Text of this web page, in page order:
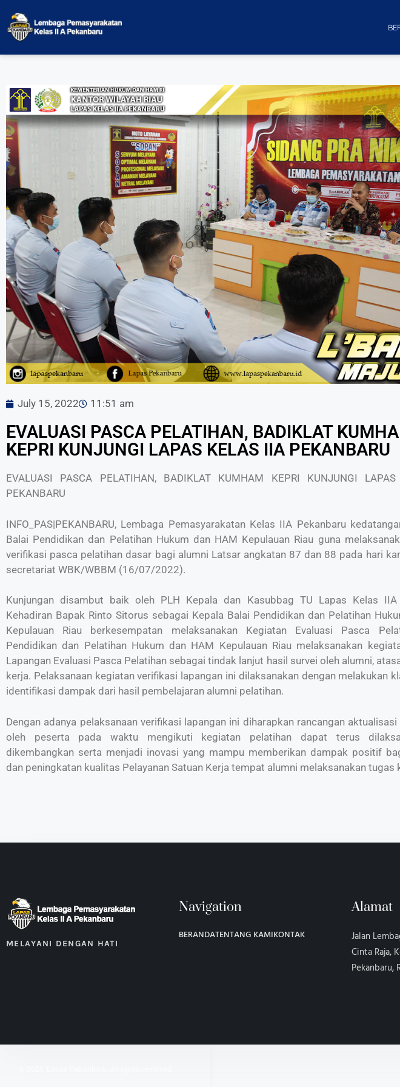
July 15, 2022 11:51 am
EVALUASI PASCA PELATIHAN, BADIKLAT
KEPRI KUNJUNGI LAPAS KELAS IIA PEKANBARU
EVALUASI PASCA PELATIHAN, BADIKLAT KUMHAM KEPRI KUNJUNGI
PEKANBARU
INFO_PAS|PEKANBARU, Lembaga Pemasyarakatan Kelas IIA Pekanbaru
Balai Pendidikan dan Pelatihan Hukum dan HAM Kepulauan Riau guna
verifikasi pasca pelatihan dasar bagi alumni Latsar angkatan 87 dan 88 pada hari
secretariat WBK/WBBM (16/07/2022).
Kunjungan disambut baik oleh PLH Kepala dan Kasubbag TU Lapas Kelas IIA
Kehadiran Bapak Rinto Sitorus sebagai Kepala Balai Pendidikan dan Pelatihan
Kepulauan Riau berkesempatan melaksanakan Kegiatan Evaluasi Pasca
Pendidikan dan Pelatihan Hukum dan HAM Kepulauan Riau melaksanakan
Lapangan Evaluasi Pasca Pelatihan sebagai tindak lanjut hasil survei oleh alumni,
kerja. Pelaksanaan kegiatan verifikasi lapangan ini dilaksanakan dengan melakukan
identifikasi dampak dari hasil pembelajaran alumni pelatihan.
Dengan adanya pelaksanaan verifikasi lapangan ini diharapkan rancangan
oleh peserta pada waktu mengikuti kegiatan pelatihan dapat terus
dikembangkan serta menjadi inovasi yang mampu memberikan dampak positif
dan peningkatan kualitas Pelayanan Satuan Kerja tempat alumni melaksanakan tugas
MELAYANI DENGAN HATI
Navigation
BERANDATENTANG KAMIKONTAK
Alamat
Jalan
Cinta Raja,
Pekanbaru,